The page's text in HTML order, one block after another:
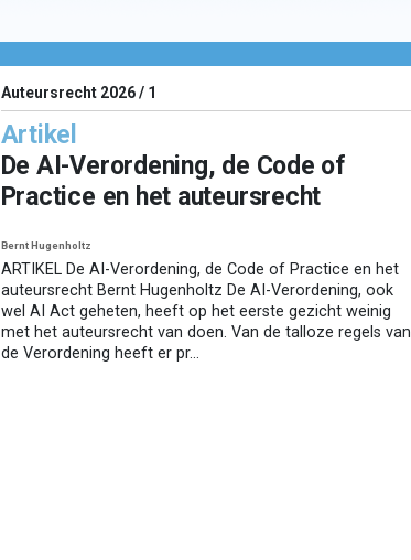
Auteursrecht 2026 / 1
Artikel
De AI-Verordening, de Code of
Practice en het auteursrecht
Bernt Hugenholtz
ARTIKEL De AI-Verordening, de Code of Practice en het
auteursrecht Bernt Hugenholtz De AI-Verordening, ook
wel AI Act geheten, heeft op het eerste gezicht weinig
met het auteursrecht van doen. Van de talloze regels van
de Verordening heeft er pr...